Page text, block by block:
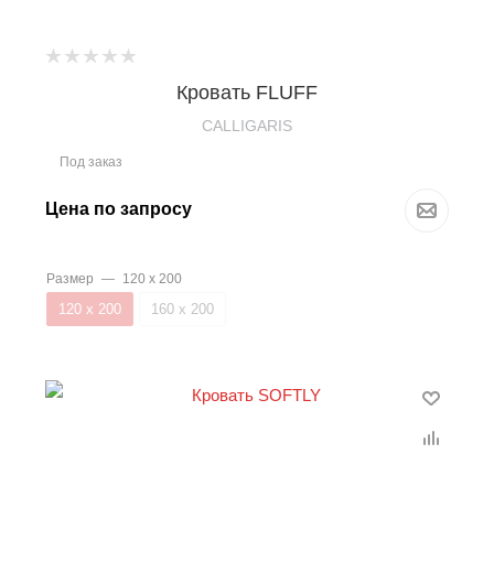
Кровать FLUFF
CALLIGARIS
Под заказ
Цена по запросу
Размер — 120 х 200
120 х 200 160 х 200